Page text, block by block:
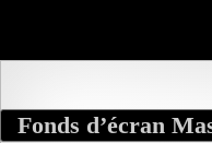
Fonds d’écran